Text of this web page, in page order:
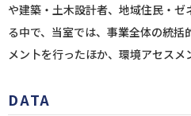
や建築・土木設計者、地域住民・
る中で、当室では、事業全体の統
メン卜を行ったほか、環境アセスメ
DATA